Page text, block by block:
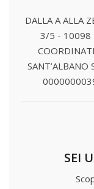
DALLA A ALLA
3/5 - 10098
SANT’ALBANO
SEI